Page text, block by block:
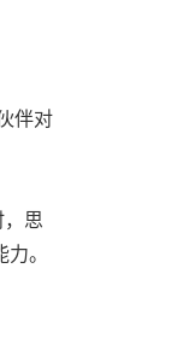
伴对
思
。